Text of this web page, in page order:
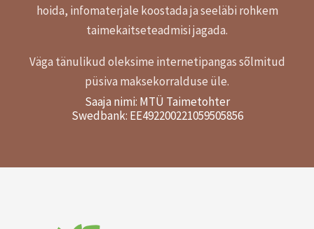
hoida, infomaterjale koostada ja seeläbi rohkem
taimekaitseteadmisi jagada.
Väga tänulikud oleksime internetipangas sõlmitud
püsiva maksekorralduse üle.
Saaja nimi: MTÜ Taimetohter
Swedbank: EE492200221059505856